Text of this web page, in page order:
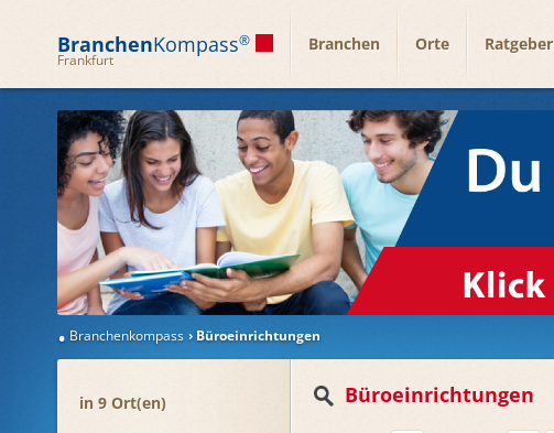
BranchenKompass®
Frankfurt
Branchen Orte Ratgeber
Branchenkompass Büroeinrichtungen
in 9 Ort(en) Büroeinrichtungen